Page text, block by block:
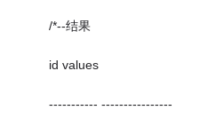
/*--结果
id values
----------- ----------------